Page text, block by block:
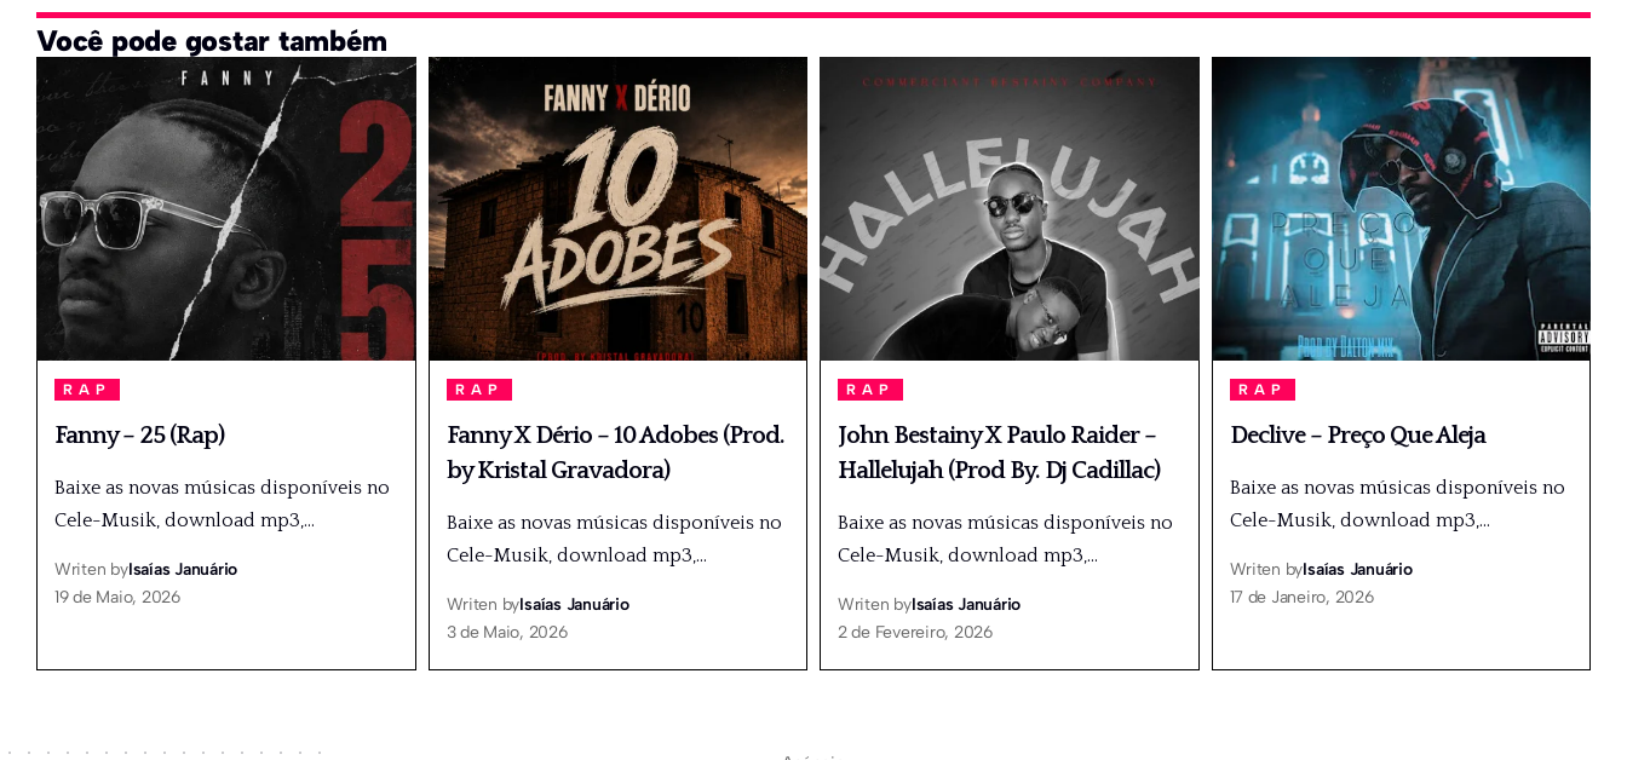
Você pode gostar também
RAP
Fanny – 25 (Rap)
Baixe as novas músicas disponíveis no
Cele-Musik, download mp3,…
Writen byIsaías Januário
19 de Maio, 2026
RAP
Fanny X Dério – 10 Adobes (Prod.
by Kristal Gravadora)
Baixe as novas músicas disponíveis no
Cele-Musik, download mp3,…
Writen byIsaías Januário
3 de Maio, 2026
RAP
John Bestainy X Paulo Raider –
Hallelujah (Prod By. Dj Cadillac)
Baixe as novas músicas disponíveis no
Cele-Musik, download mp3,…
Writen byIsaías Januário
2 de Fevereiro, 2026
RAP
Declive – Preço Que Aleja
Baixe as novas músicas disponíveis no
Cele-Musik, download mp3,…
Writen byIsaías Januário
17 de Janeiro, 2026